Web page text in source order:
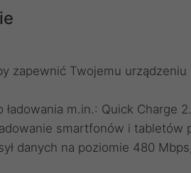
zapewnić Twojemu
m.in.: Quick Charge
smartfonów i tabletów
danych na poziomie 480